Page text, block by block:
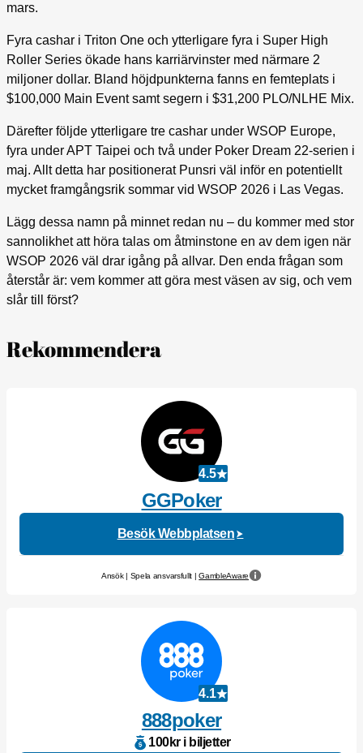
mars.
Fyra cashar i Triton One och ytterligare fyra i Super High
Roller Series ökade hans karriärvinster med närmare 2
miljoner dollar. Bland höjdpunkterna fanns en femteplats i
$100,000 Main Event samt segern i $31,200 PLO/NLHE Mix.
Därefter följde ytterligare tre cashar under WSOP Europe,
fyra under APT Taipei och två under Poker Dream 22-serien i
maj. Allt detta har positionerat Punsri väl inför en potentiellt
mycket framgångsrik sommar vid WSOP 2026 i Las Vegas.
Lägg dessa namn på minnet redan nu – du kommer med stor
sannolikhet att höra talas om åtminstone en av dem igen när
WSOP 2026 väl drar igång på allvar. Den enda frågan som
återstår är: vem kommer att göra mest väsen av sig, och vem
slår till först?
Rekommendera
4.5
GGPoker
Besök Webbplatsen
Ansök | Spela ansvarsfullt |GambleAware
4.1
888poker
100kr i biljetter